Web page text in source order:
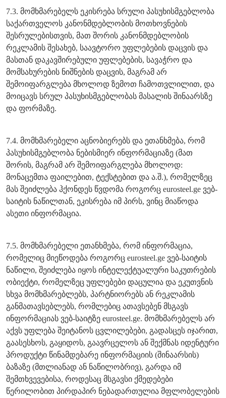
7.3. მომხმარებელს ეკისრება სრული პასუხისმგებლობა
საქართველოს კანონმდებლობის მოთხოვნების
შესრულებისთვის, მათ შორის კანონმდებლობის
რეკლამის შესახებ, საავტორო უფლებების დაცვის და
მასთან დაკავშირებული უფლებების, სავაჭრო და
მომსახურების ნიშნების დაცვის, მაგრამ არ
შემოიფარგლება მხოლოდ ზემოთ ჩამოთვლილით, და
მოიცავს სრულ პასუხისმგებლობას მასალის შინაარსზე
და ფორმაზე.
7.4. მომხმარებელი აცნობიერებს და ეთანხმება, რომ
პასუხისმგებლობა ნებისმიერ ინფორმაციაზე (მათ
შორის, მაგრამ არ შემოიფარგლება მხოლოდ:
მონაცემთა ფაილებით, ტექსტებით და ა.შ.), რომელზეც
მას შეიძლება ჰქონდეს წვდომა როგორც eurosteel.ge ვებ-
საიტის ნაწილთან, ეკისრება იმ პირს, ვინც მიაწოდა
ასეთი ინფორმაცია.
7.5. მომხმარებელი ეთანხმება, რომ ინფორმაცია,
რომელიც მიეწოდება როგორც eurosteel.ge ვებ-საიტის
ნაწილი, შეიძლება იყოს ინტელექტუალური საკუთრების
ობიექტი, რომელზეც უფლებები დაცულია და ეკუთვნის
სხვა მომხმარებლებს, პარტნიორებს ან რეკლამის
განმათავსებლებს, რომლებიც ათავსებენ მსგავს
ინფორმაციას ვებ-საიტზე eurosteel.ge. მომხმარებელს არ
აქვს უფლება შეიტანოს ცვლილებები, გადასცეს იჯარით,
გაასესხოს, გაყიდოს, გაავრცელოს ან შექმნას იდენტური
პროდუქტი წინამდებარე ინფორმაციის (შინაარსის)
ბაზაზე (მთლიანად ან ნაწილობრივ), გარდა იმ
შემთხვევებისა, როდესაც მსგავსი ქმედებები
წერილობით პირდაპირ ნებადართულია მფლობელების